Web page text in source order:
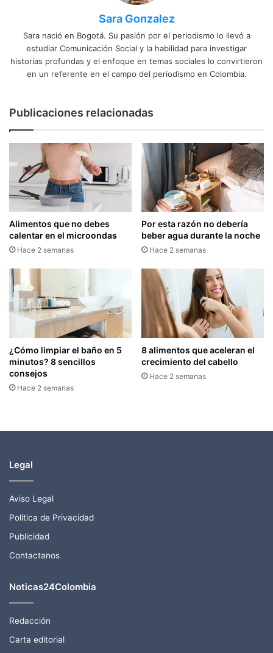
Sara Gonzalez
Sara nació en Bogotá. Su pasión por el periodismo lo llevó a
estudiar Comunicación Social y la habilidad para investigar
historias profundas y el enfoque en temas sociales lo convirtieron
en un referente en el campo del periodismo en Colombia.
Publicaciones relacionadas
Alimentos que no debes
calentar en el microondas
Hace 2 semanas
Por esta razón no debería
beber agua durante la noche
Hace 2 semanas
¿Cómo limpiar el baño en 5
minutos? 8 sencillos
consejos
Hace 2 semanas
8 alimentos que aceleran el
crecimiento del cabello
Hace 2 semanas
Legal
Aviso Legal
Política de Privacidad
Publicidad
Contactanos
Noticas24Colombia
Redacción
Carta editorial